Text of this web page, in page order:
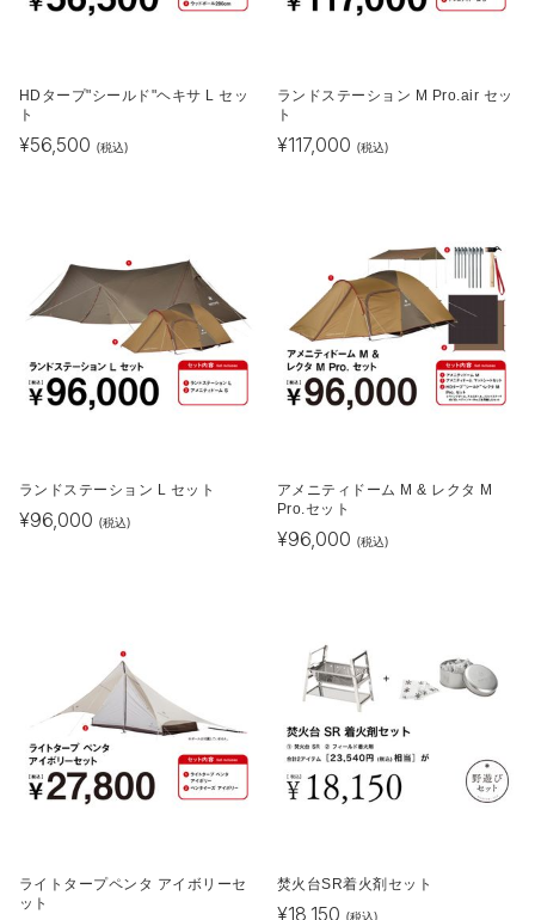
HDタープ"シールド"ヘキサ L セッ
ト
¥56,500 (税込)
ランドステーション M Pro.air セッ
ト
¥117,000 (税込)
ランドステーション L セット
¥96,000 (税込)
アメニティドーム M & レクタ M
Pro.セット
¥96,000 (税込)
ライトタープペンタ アイボリーセ
ット
焚火台SR着火剤セット
¥18,150 (税込)